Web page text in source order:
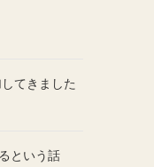
てきました
という話